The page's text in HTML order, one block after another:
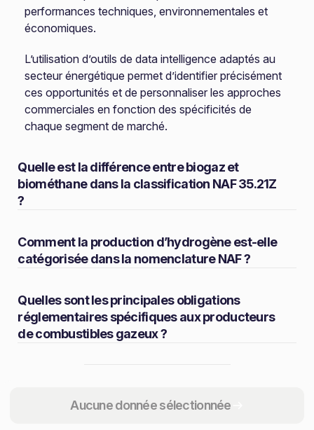
Aucune donnée sélectionnée
performances techniques, environnementales et
économiques.
L’utilisation d’outils de data intelligence adaptés au
secteur énergétique permet d’identifier précisément
ces opportunités et de personnaliser les approches
commerciales en fonction des spécificités de
chaque segment de marché.
Quelle est la différence entre biogaz et
biométhane dans la classification NAF 35.21Z
?
Comment la production d’hydrogène est-elle
catégorisée dans la nomenclature NAF ?
Quelles sont les principales obligations
réglementaires spécifiques aux producteurs
de combustibles gazeux ?
Partager